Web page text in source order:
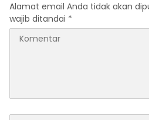
Alamat email Anda tidak akan
wajib ditandai *